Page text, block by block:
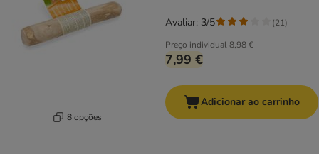
8 opções
Preço individual8,98 €
7,99 €
Avaliar: 3/5 (21)
Adicionar ao carrinho